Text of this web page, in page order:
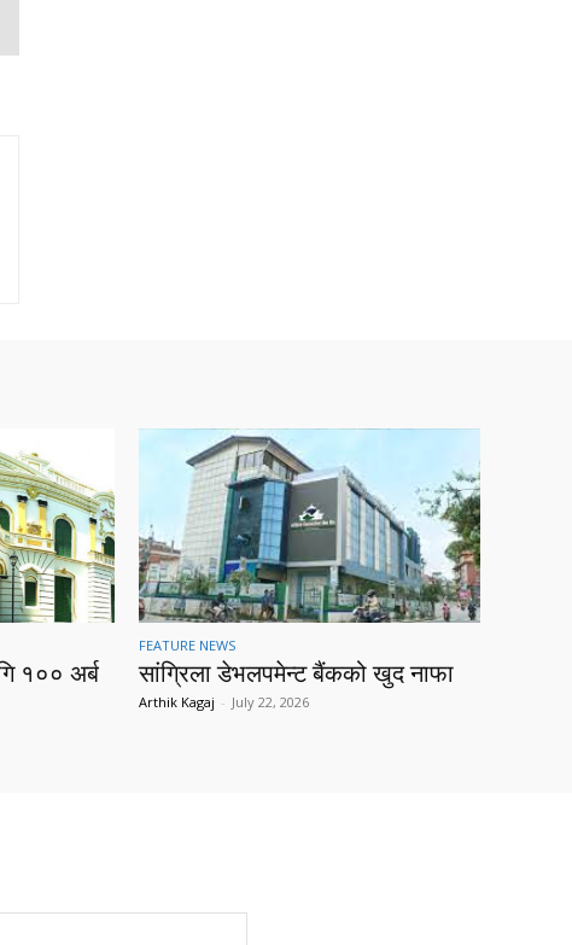
१०० अर्ब
FEATURE NEWS
सांग्रिला डेभलपमेन्ट बैंकको खुद नाफा
Arthik Kagaj - July 22, 2026